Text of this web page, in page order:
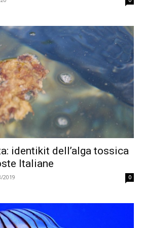
identikit dell’alga tossica
Italiane
2019 0